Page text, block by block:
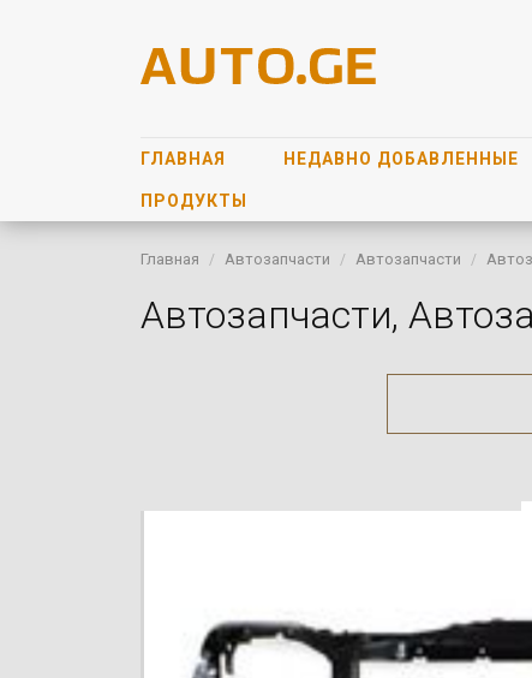
ГЛАВНАЯ НЕДАВНО ДОБАВЛЕННЫЕ
ПРОДУКТЫ
Главная Автозапчасти Автозапчасти
Автозапчасти,